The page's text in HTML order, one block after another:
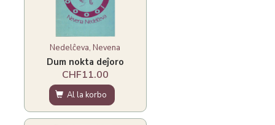
Nedelĉeva, Nevena
Dum nokta deĵoro
CHF11.00
Al la korbo